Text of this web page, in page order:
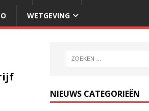
WETGEVING
NIEUWS CATEGORIEËN